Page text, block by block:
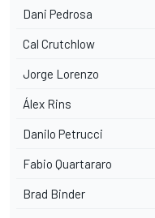
Dani Pedrosa
Cal Crutchlow
Jorge Lorenzo
Álex Rins
Danilo Petrucci
Fabio Quartararo
Brad Binder